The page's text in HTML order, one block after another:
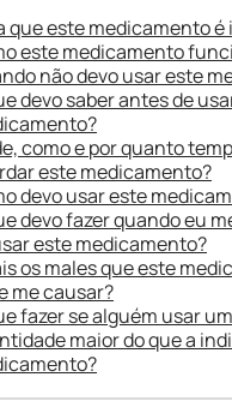
que este medicamento é
este medicamento
não devo usar este
devo saber antes de
como e por quanto
este medicamento?
devo usar este
devo fazer quando eu
este medicamento?
os males que este
me causar?
fazer se alguém usar
maior do que a